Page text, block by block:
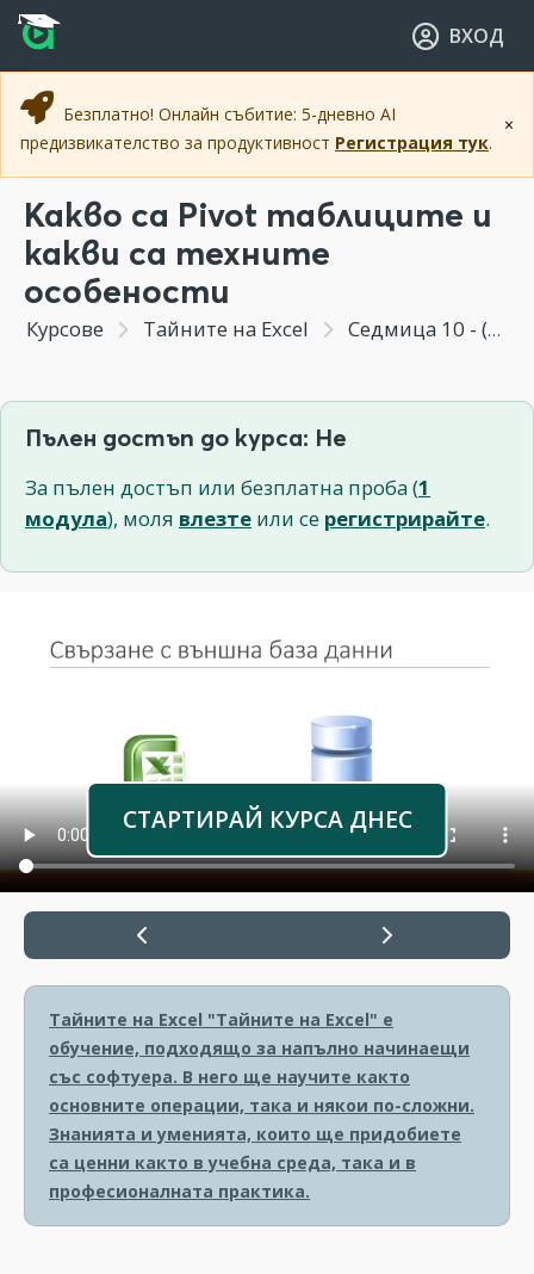
Прескочи към основното съдържание
Прескочи към навигацията
ВХОД
×
Безплатно! Онлайн събитие: 5-дневно AI
предизвикателство за продуктивност Регистрация тук.
Какво са Pivot таблиците и
какви са техните
особености
Курсове Тайните на Excel Седмица 10 - (Модул подарък) Гъвкави анализи и отчети чрез Pivot таблици и диаграми
Пълен достъп до курса: Не
За пълен достъп или безплатна проба (1
модула), моля влезте или се регистрирайте.
СТАРТИРАЙ КУРСА ДНЕС
Тайните на Excel "Тайните на Excel" е
обучение, подходящо за напълно начинаещи
със софтуера. В него ще научите както
основните операции, така и някои по-сложни.
Знанията и уменията, които ще придобиете
са ценни както в учебна среда, така и в
професионалната практика.